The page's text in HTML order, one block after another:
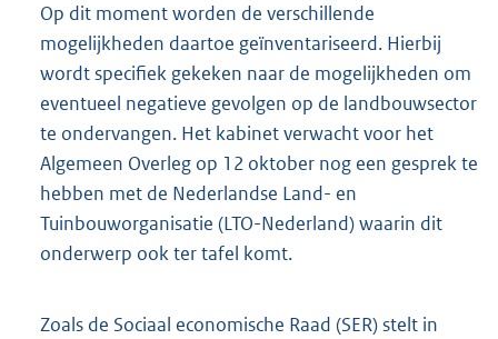
Op dit moment worden de verschillende
mogelijkheden daartoe geïnventariseerd. Hierbij
wordt specifiek gekeken naar de mogelijkheden om
eventueel negatieve gevolgen op de landbouwsector
te ondervangen. Het kabinet verwacht voor het
Algemeen Overleg op 12 oktober nog een gesprek te
hebben met de Nederlandse Land- en
Tuinbouworganisatie (LTO-Nederland) waarin dit
onderwerp ook ter tafel komt.
Zoals de Sociaal economische Raad (SER) stelt in